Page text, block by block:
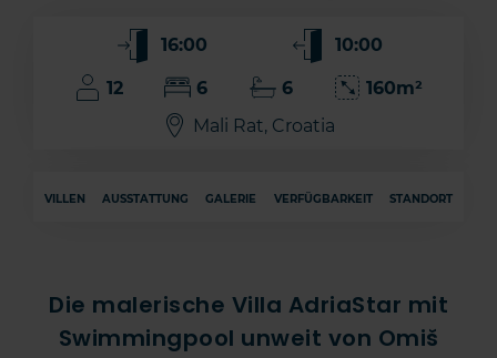
16:00 10:00
12 6 6
160m²
Mali Rat, Croatia
VILLEN AUSSTATTUNG GALERIE VERFÜGBARKEIT STANDORT
Die malerische Villa AdriaStar mit
Swimmingpool unweit von Omiš